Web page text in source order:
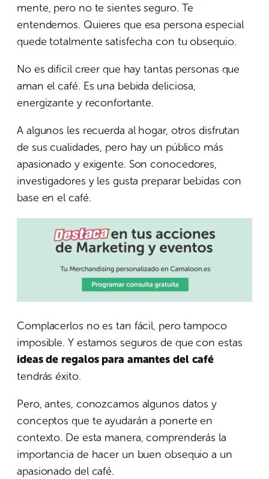
mente, pero no te sientes seguro. Te
entendemos. Quieres que esa persona especial
quede totalmente satisfecha con tu obsequio.
No es difícil creer que hay tantas personas que
aman el café. Es una bebida deliciosa,
energizante y reconfortante.
A algunos les recuerda al hogar, otros disfrutan
de sus cualidades, pero hay un público más
apasionado y exigente. Son conocedores,
investigadores y les gusta preparar bebidas con
base en el café.
Complacerlos no es tan fácil, pero tampoco
imposible. Y estamos seguros de que con estas
ideas de regalos para amantes del café
tendrás éxito.
Pero, antes, conozcamos algunos datos y
conceptos que te ayudarán a ponerte en
contexto. De esta manera, comprenderás la
importancia de hacer un buen obsequio a un
apasionado del café.